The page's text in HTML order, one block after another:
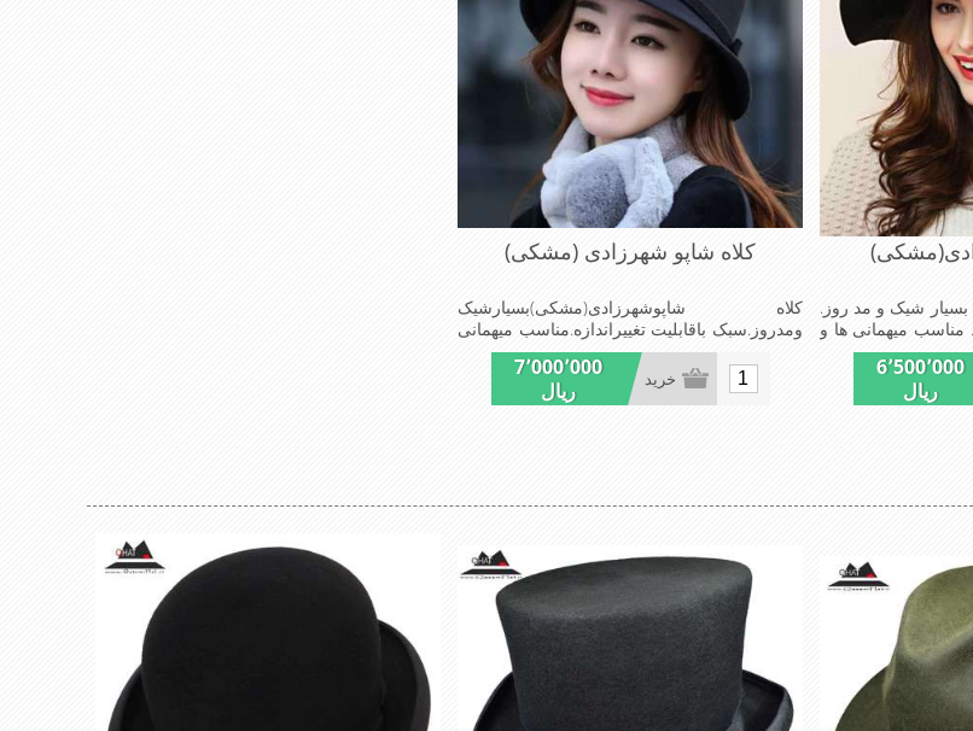
شیک و مد روز.
. مناسب میهمانی ها و
6٬500٬000
ریال
کلاه شاپو شهرزادی (مشکی)
کلاه شاپوشهرزادی(مشکی)بسیارشیک
ومدروز.سبک باقابلیت تغییراندازه.مناسب میهمانی
7٬000٬000
ریال
خرید